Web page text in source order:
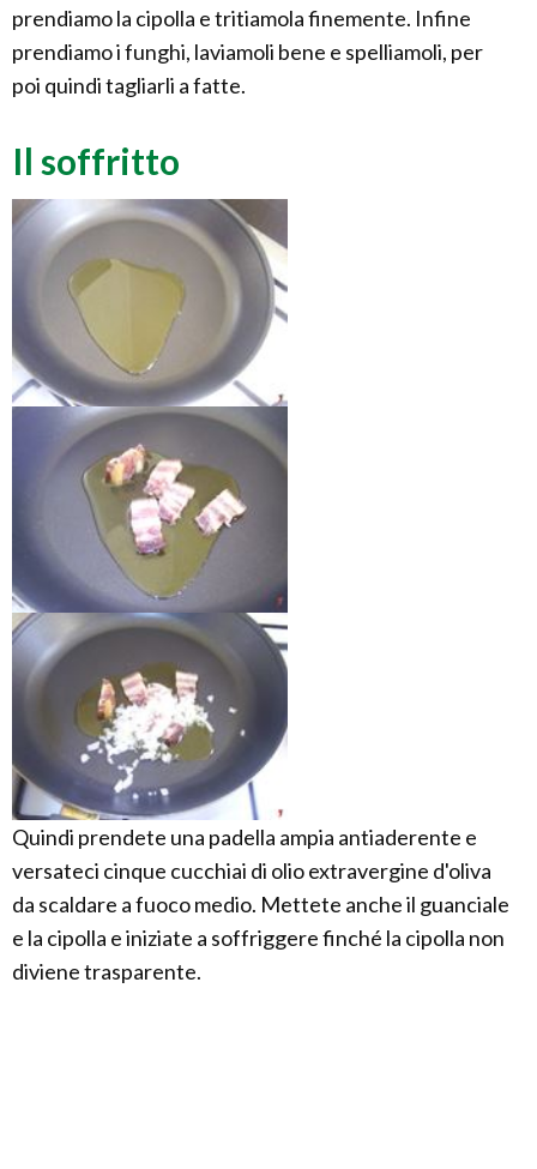
prendiamo la cipolla e tritiamola finemente. Infine
prendiamo i funghi, laviamoli bene e spelliamoli, per
poi quindi tagliarli a fatte.
Il soffritto
Quindi prendete una padella ampia antiaderente e
versateci cinque cucchiai di olio extravergine d'oliva
da scaldare a fuoco medio. Mettete anche il guanciale
e la cipolla e iniziate a soffriggere finché la cipolla non
diviene trasparente.